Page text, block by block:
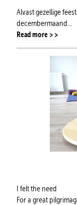
Alvast gezellige
decembermaand...
Read more > >
I felt the need
For a great